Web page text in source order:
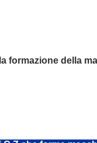
formazione della